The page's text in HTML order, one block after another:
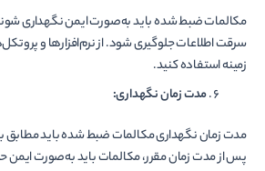
مکالمات ضبط شده باید به‌صورت ایمن نگهداری
سرقت اطلاعات جلوگیری شود. از نرم‌افزارها و
زمینه استفاده کنید.
مدت زمان نگهداری:
مدت زمان نگهداری مکالمات ضبط شده باید مطابق
پس از مدت زمان مقرر، مکالمات باید به‌صورت